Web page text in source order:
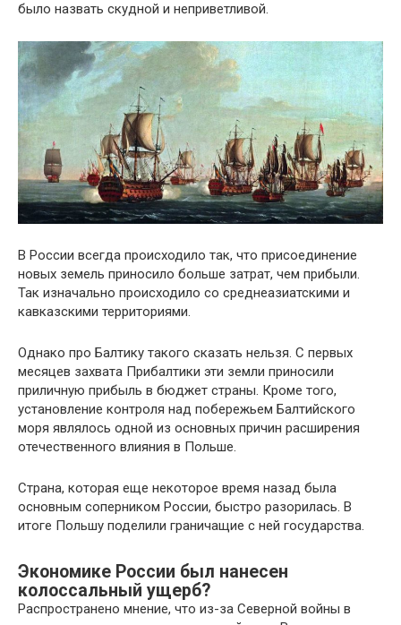
было назвать скудной и неприветливой.
В России всегда происходило так, что присоединение
новых земель приносило больше затрат, чем прибыли.
Так изначально происходило со среднеазиатскими и
кавказскими территориями.
Однако про Балтику такого сказать нельзя. С первых
месяцев захвата Прибалтики эти земли приносили
приличную прибыль в бюджет страны. Кроме того,
установление контроля над побережьем Балтийского
моря являлось одной из основных причин расширения
отечественного влияния в Польше.
Страна, которая еще некоторое время назад была
основным соперником России, быстро разорилась. В
итоге Польшу поделили граничащие с ней государства.
Экономике России был нанесен
колоссальный ущерб?
Распространено мнение, что из-за Северной войны в